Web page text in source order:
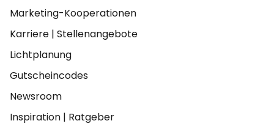
Marketing-Kooperationen
Karriere | Stellenangebote
Lichtplanung
Gutscheincodes
Newsroom
Inspiration | Ratgeber